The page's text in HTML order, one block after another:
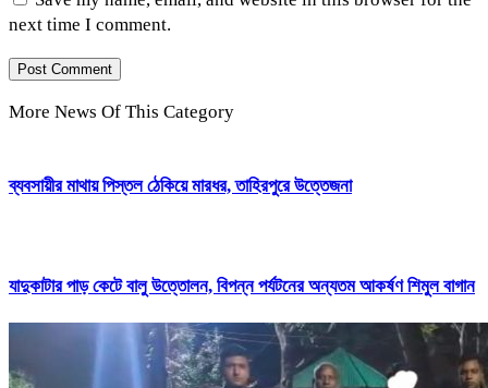
next time I comment.
More News Of This Category
ব্যবসায়ীর মাথায় পিস্তল ঠেকিয়ে মারধর, তাহিরপুরে উত্তেজনা
যাদুকাটার পাড় কেটে বালু উত্তোলন, বিপন্ন পর্যটনের অন্যতম আকর্ষণ শিমুল বাগান